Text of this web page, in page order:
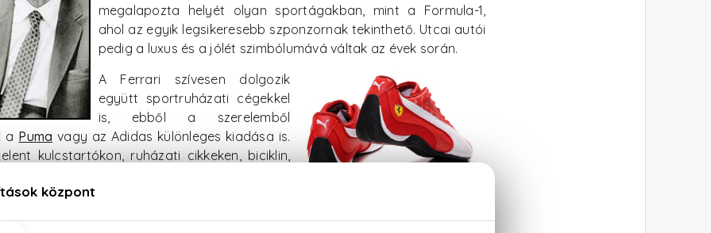
megalapozta helyét olyan sportágakban, mint a Formula-1,
ahol az egyik legsikeresebb szponzornak tekinthető. Utcai autói
pedig a luxus és a jólét szimbólumává váltak az évek során.
A Ferrari szívesen dolgozik
együtt sportruházati cégekkel
is, ebből a szerelemből
a Puma vagy az Adidas különleges kiadása is.
kulcstartókon, ruházati cikkeken, biciklin,
uraknak készült a Racing, melyben olyan összetevők versenyeznek a